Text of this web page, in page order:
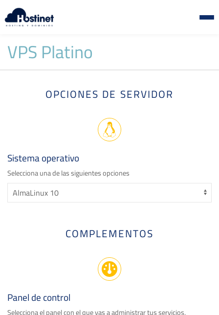
VPS Platino
OPCIONES DE SERVIDOR
Sistema operativo
Selecciona una de las siguientes opciones
COMPLEMENTOS
Panel de control
Selecciona el panel con el que vas a administrar tus servicios.